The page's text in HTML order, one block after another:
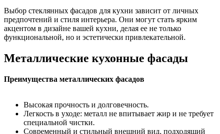
Выбор стеклянных фасадов для кухни зависит от личных
предпочтений и стиля интерьера. Они могут стать ярким
акцентом в дизайне вашей кухни, делая ее не только
функциональной, но и эстетически привлекательной.
Металлические кухонные фасады
Преимущества металлических фасадов
Высокая прочность и долговечность.
Легкость в уходе: металл не впитывает жир и не требует
специальной чистки.
Современный и стильный внешний вид, подходящий